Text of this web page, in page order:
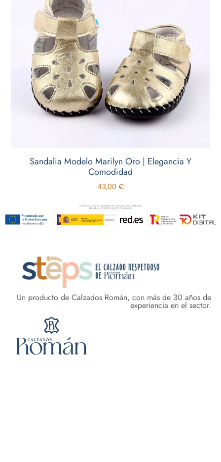
Sandalia Modelo Marilyn Oro | Elegancia Y
Comodidad
43,00 €
Un producto de Calzados Román, con más de 30 años de
experiencia en el sector.